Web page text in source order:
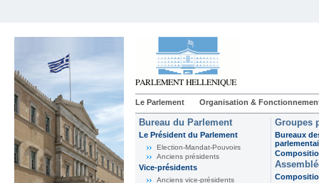
Le Parlement Organisation &
Bureau du Parlement
Le Président du Parlement
Election-Mandat-Pouvoirs
Anciens présidents
Vice-présidents
Anciens vice-présidents
Groupes
Bureaux